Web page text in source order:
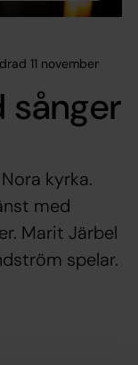
11 november
sånger
Nora kyrka.
med
Marit Järbel
spelar.